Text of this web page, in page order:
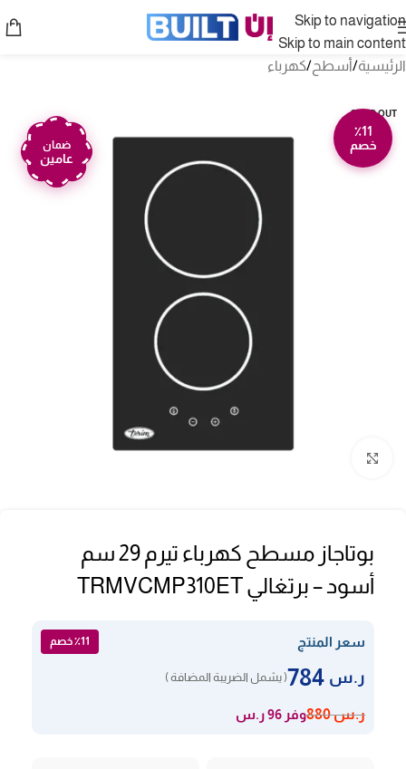
Skip to navigation
Skip to main content
الرئيسية/أسطح/كهرباء
SOLD OUT
٪11
خصم
ضمان
عامين
بوتاجاز مسطح كهرباء تيرم 29 سم
أسود – برتغالي TRMVCMP310ET
سعر المنتج ٪11 خصم
ر.س ( يشمل الضريبة المضافة )
ر.س880 وفر 96 ر.س